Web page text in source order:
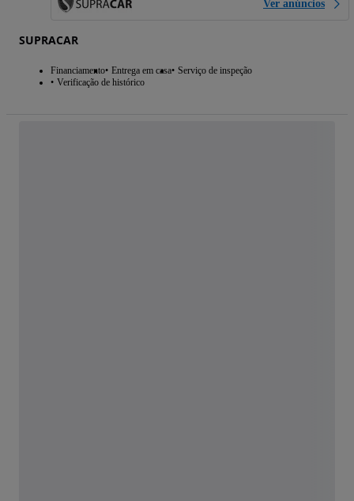
Ver anúncios
SUPRACAR
Financiamento Entrega em casa Serviço de inspeção
Verificação de histórico